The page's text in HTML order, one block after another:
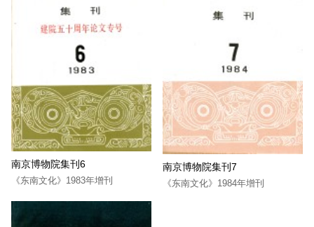
南京博物院集刊6
《东南文化》1983年增刊
南京博物院集刊7
《东南文化》1984年增刊